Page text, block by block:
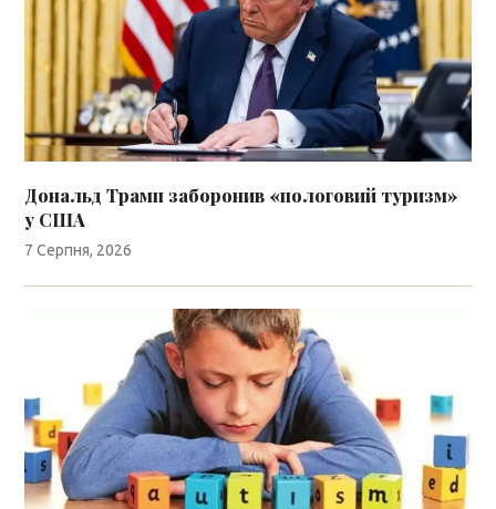
Дональд Трамп заборонив «пологовий туризм»
у США
7 Серпня, 2026